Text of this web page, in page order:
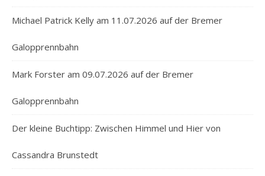
Michael Patrick Kelly am 11.07.2026 auf der Bremer
Galopprennbahn
Mark Forster am 09.07.2026 auf der Bremer
Galopprennbahn
Der kleine Buchtipp: Zwischen Himmel und Hier von
Cassandra Brunstedt